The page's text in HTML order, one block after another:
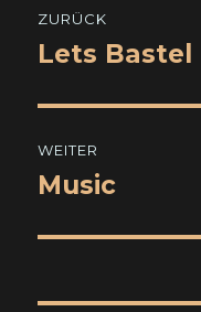
ZURÜCK
Vorheriger
Lets Bastel
WEITER
Nächster
Music